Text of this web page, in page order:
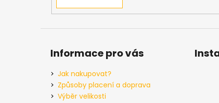
Informace pro vás
Jak nakupovat?
Způsoby placení a doprava
Výběr velikosti